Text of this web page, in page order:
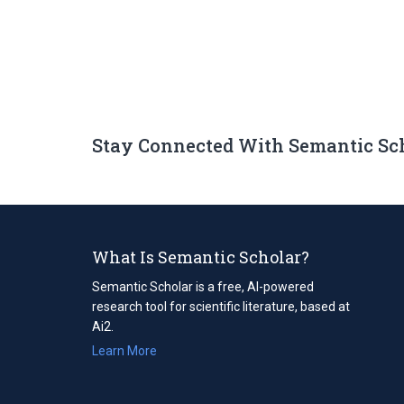
Stay Connected With Semantic
What Is Semantic Scholar?
Semantic Scholar is a free, AI-powered
research tool for scientific literature, based at
Ai2.
Learn More